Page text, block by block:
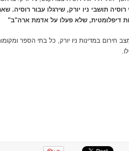
תושבי ניו יורק, שירגלו עבור רוסיה.
דיפלומטית, שלא פעלו על אדמת ארה"ב"
חירום במדינות ניו יורק, כל בתי הספר